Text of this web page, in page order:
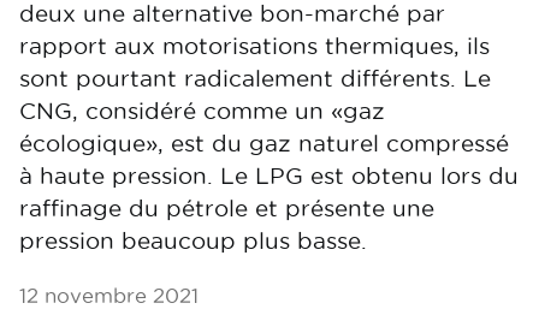
deux une alternative bon-marché par
rapport aux motorisations thermiques, ils
sont pourtant radicalement différents. Le
CNG, considéré comme un «gaz
écologique», est du gaz naturel compressé
à haute pression. Le LPG est obtenu lors du
raffinage du pétrole et présente une
pression beaucoup plus basse.
12 novembre 2021